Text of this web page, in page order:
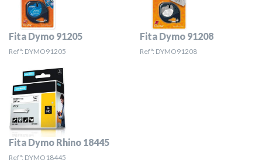
Fita Dymo 91205
Refª: DYMO91205
Fita Dymo 91208
Refª: DYMO91208
Fita Dymo Rhino 18445
Refª: DYMO18445